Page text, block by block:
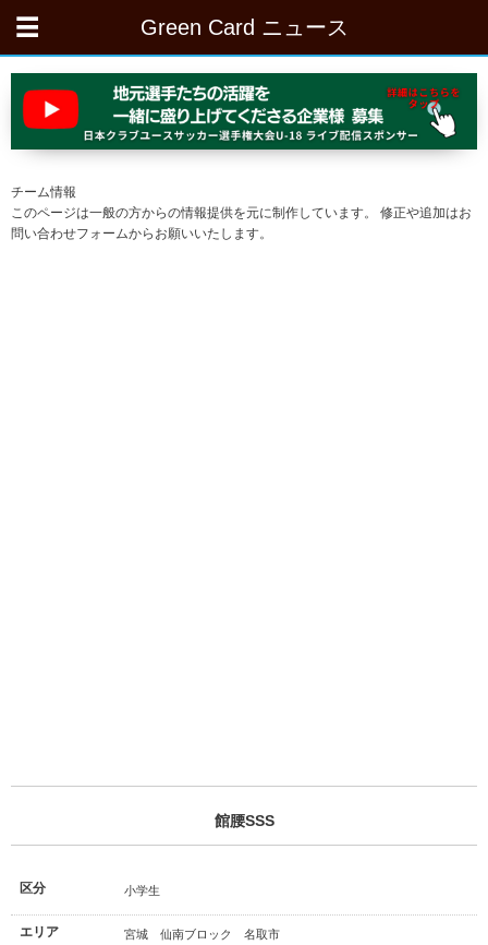
Green Card ニュース
チーム情報
このページは一般の方からの情報提供を元に制作しています。 修正や追加はお
問い合わせフォームからお願いいたします。
館腰SSS
区分 小学生
エリア 宮城 仙南ブロック 名取市